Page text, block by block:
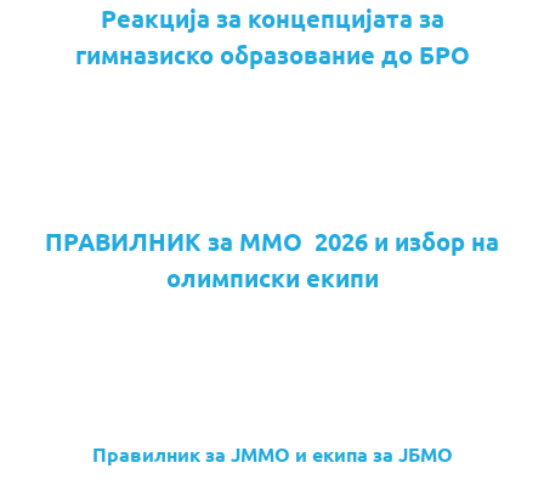
Реакција за концепцијата за
гимназиско образование до БРО
ПРАВИЛНИК за ММО 2026 и избор на
олимписки екипи
Правилник за ЈММО и екипа за ЈБМО